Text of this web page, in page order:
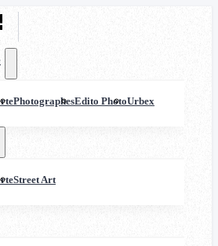
PhotographesEdito PhotoUrbex
Street Art